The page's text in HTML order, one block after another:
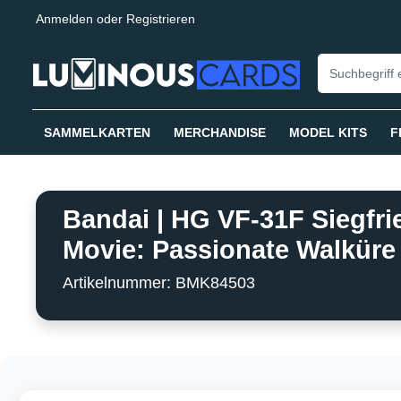
Zur Hauptnavigation springen
Anmelden oder Registrieren
SAMMELKARTEN MERCHANDISE MODEL KITS
Bandai | HG VF-31F
Movie: Passionate Walküre
Artikelnummer: BMK84503